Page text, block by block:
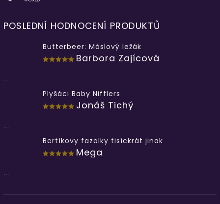
POSLEDNÍ HODNOCENÍ PRODUKTŮ
Butterbeer: Máslový ležák
Barbora Zajícová
...
Plyšáci Baby Nifflers
Jonáš Tichý
...
Bertíkovy fazolky tisíckrát jinak
Mega
...